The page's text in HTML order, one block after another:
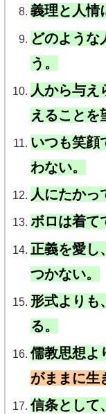
義理と人情
どのような
う。
人から与え
えることを
いつも笑顔
わない。
人にたかっ
ボロは着て
正義を愛し
つかない。
形式よりも
る。
儒教思想よ
がままに生
信条として